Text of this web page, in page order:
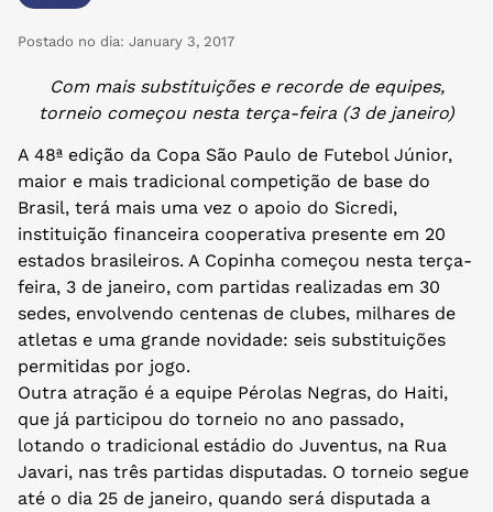
Postado no dia: January 3, 2017
Com mais substituições e recorde de equipes,
torneio começou nesta terça-feira (3 de janeiro)
A 48ª edição da Copa São Paulo de Futebol Júnior,
maior e mais tradicional competição de base do
Brasil, terá mais uma vez o apoio do Sicredi,
instituição financeira cooperativa presente em 20
estados brasileiros. A Copinha começou nesta terça-
feira, 3 de janeiro, com partidas realizadas em 30
sedes, envolvendo centenas de clubes, milhares de
atletas e uma grande novidade: seis substituições
permitidas por jogo.
Outra atração é a equipe Pérolas Negras, do Haiti,
que já participou do torneio no ano passado,
lotando o tradicional estádio do Juventus, na Rua
Javari, nas três partidas disputadas. O torneio segue
até o dia 25 de janeiro, quando será disputada a